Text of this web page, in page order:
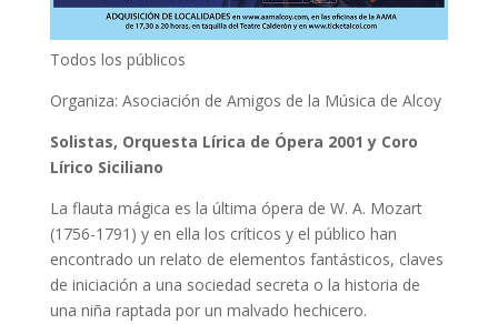
Todos los públicos
Organiza: Asociación de Amigos de la Música de Alcoy
Solistas, Orquesta Lírica de Ópera 2001 y Coro
Lírico Siciliano
La flauta mágica es la última ópera de W. A. Mozart
(1756-1791) y en ella los críticos y el público han
encontrado un relato de elementos fantásticos, claves
de iniciación a una sociedad secreta o la historia de
una niña raptada por un malvado hechicero.